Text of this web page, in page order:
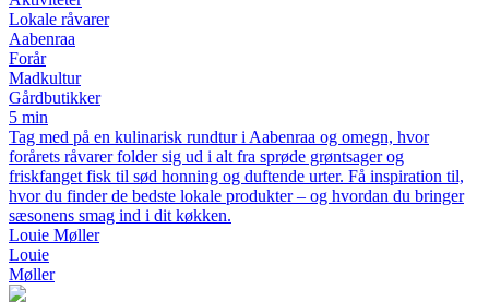
Lokale råvarer
Aabenraa
Forår
Madkultur
Gårdbutikker
5 min
Tag med på en kulinarisk rundtur i Aabenraa og omegn, hvor
forårets råvarer folder sig ud i alt fra sprøde grøntsager og
friskfanget fisk til sød honning og duftende urter. Få inspiration til,
hvor du finder de bedste lokale produkter – og hvordan du bringer
sæsonens smag ind i dit køkken.
Louie Møller
Louie
Møller